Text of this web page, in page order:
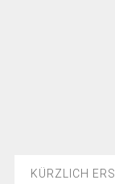
KÜRZLICH